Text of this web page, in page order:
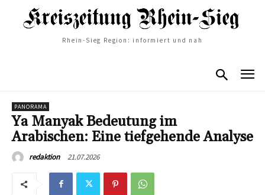
Rhein-Sieg Region: informiert und nah
PANORAMA
Ya Manyak Bedeutung im
Arabischen: Eine tiefgehende Analyse
redaktion 21.07.2026